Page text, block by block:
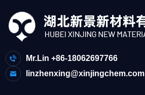
Mr.Lin +86-18062697766
linzhenxing@xinjingchem.com